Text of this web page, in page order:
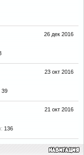
26 дек 2016
23 окт 2016
39
21 окт 2016
136